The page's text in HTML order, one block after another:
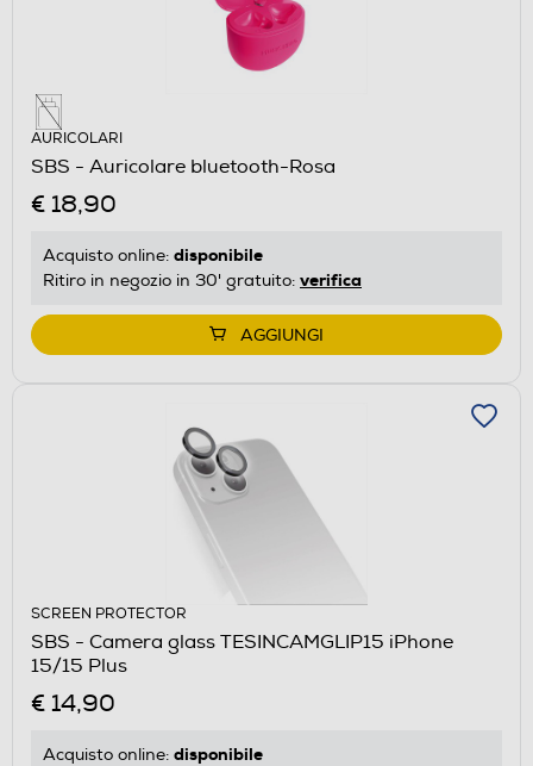
AURICOLARI
SBS - Auricolare bluetooth-Rosa
€ 18,90
Acquisto online: disponibile
Ritiro in negozio in 30' gratuito: verifica
AGGIUNGI
SCREEN PROTECTOR
SBS - Camera glass TESINCAMGLIP15 iPhone
15/15 Plus
€ 14,90
Acquisto online: disponibile